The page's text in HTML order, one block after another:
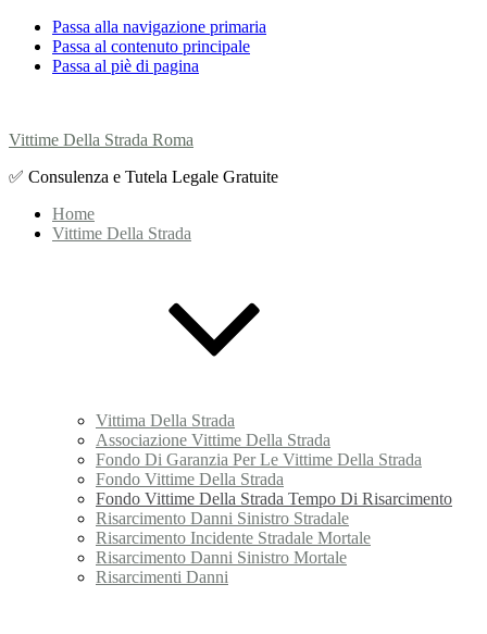
Passa alla navigazione primaria
Passa al contenuto principale
Passa al piè di pagina
Vittime Della Strada Roma
✅ Consulenza e Tutela Legale Gratuite
Home
Vittime Della Strada
Vittima Della Strada
Associazione Vittime Della Strada
Fondo Di Garanzia Per Le Vittime Della Strada
Fondo Vittime Della Strada
Fondo Vittime Della Strada Tempo Di Risarcimento
Risarcimento Danni Sinistro Stradale
Risarcimento Incidente Stradale Mortale
Risarcimento Danni Sinistro Mortale
Risarcimenti Danni